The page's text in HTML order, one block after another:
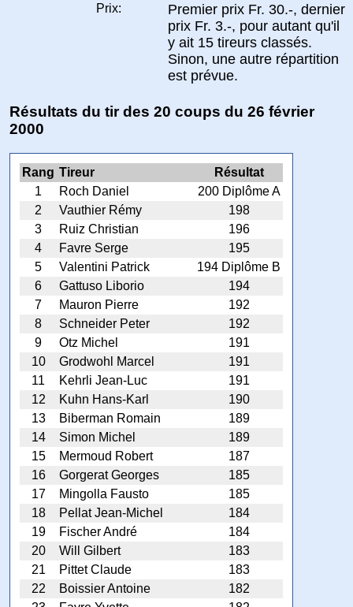
Prix:
Premier prix Fr. 30.-, dernier
prix Fr. 3.-, pour autant qu'il
y ait 15 tireurs classés.
Sinon, une autre répartition
est prévue.
Résultats du tir des 20 coups du 26 février
2000
Rang Tireur
Résultat
1
Roch Daniel
200 Diplôme A
2
Vauthier Rémy
198
3
Ruiz Christian
196
4
Favre Serge
195
5
Valentini Patrick
194 Diplôme B
6
Gattuso Liborio
194
7
Mauron Pierre
192
8
Schneider Peter
192
9
Otz Michel
191
10
Grodwohl Marcel
191
11
Kehrli Jean-Luc
191
12
Kuhn Hans-Karl
190
13
Biberman Romain
189
14
Simon Michel
189
15
Mermoud Robert
187
16
Gorgerat Georges
185
17
Mingolla Fausto
185
18
Pellat Jean-Michel
184
19
Fischer André
184
20
Will Gilbert
183
21
Pittet Claude
183
22
Boissier Antoine
182